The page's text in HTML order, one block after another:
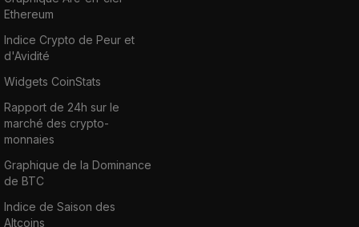
Ethereum
Indice Crypto de Peur et
d'Avidité
Widgets CoinStats
Rapport de 24h sur le
marché des crypto-
monnaies
Graphique de la Dominance
de BTC
Indice de Saison des
Altcoins